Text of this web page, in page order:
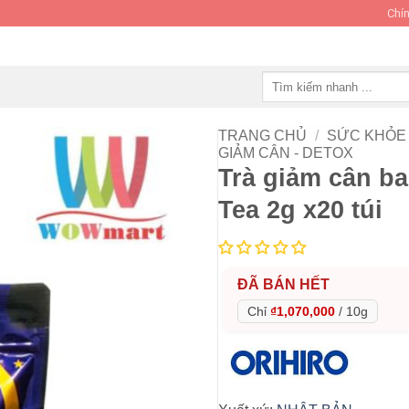
TRANG CHỦ /
SỨC
GIẢM CÂN - DETOX
Trà giảm cân
Tea 2g x20 túi
ĐÃ BÁN HẾT
Chỉ ₫1,070,000 / 10g